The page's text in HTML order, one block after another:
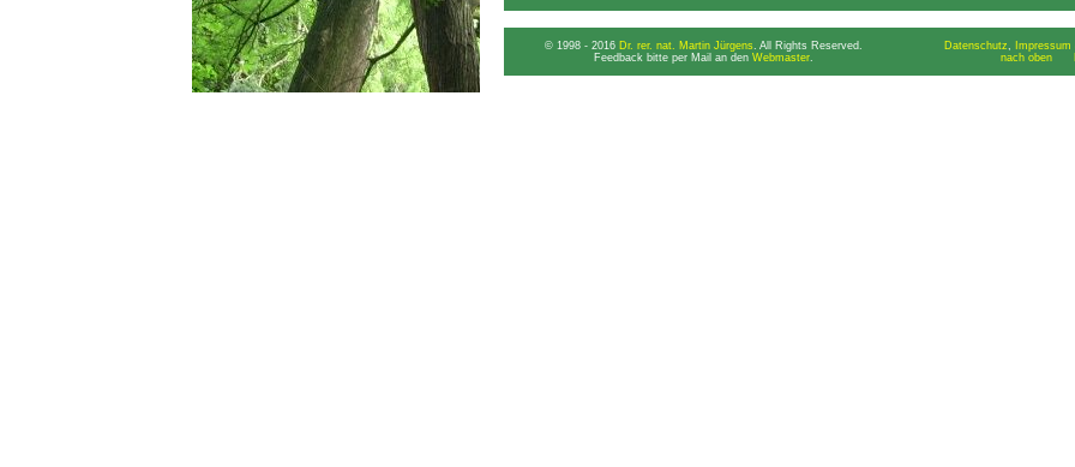
© 1998 - 2016 Dr. rer. nat. Martin Jürgens. All Rights Reserved.
Feedback bitte per Mail an den Webmaster.
Datenschutz,
nach oben